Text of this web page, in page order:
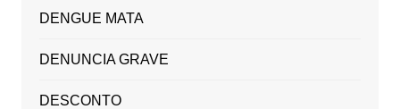
DENGUE MATA
DENUNCIA GRAVE
DESCONTO